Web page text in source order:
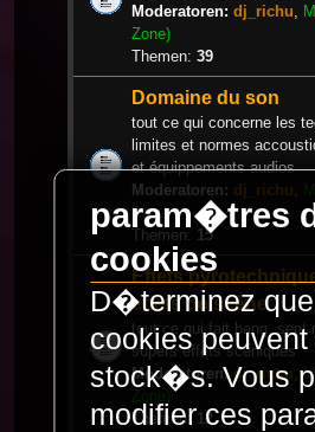
Moderatoren: dj_richu
Zone)
Themen: 39
Domaine du son
tout ce qui concerne les
limites et normes
et équippements audios
Moderatoren: dj_richu
Zone)
Themen: 15
Effets
effets de scène
tout ce qui fait bang, sent
supers effets scéniques
Moderatoren: dj_richu ,
Zone)
Themen: 12
param�tres
cookies
D�terminez
cookies
stock�s. Vous
modifier ces